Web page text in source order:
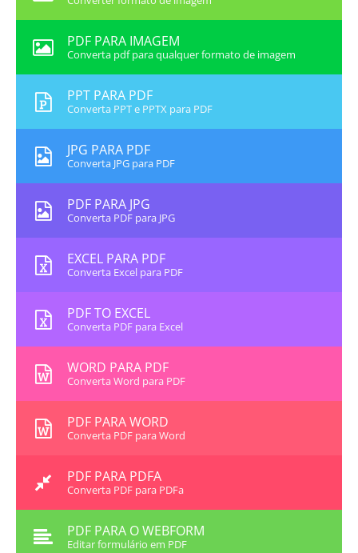
PDF PARA IMAGEM
Converta pdf para qualquer formato de imagem
PPT PARA PDF
Converta PPT e PPTX para PDF
JPG PARA PDF
Converta JPG para PDF
PDF PARA JPG
Converta PDF para JPG
EXCEL PARA PDF
Converta Excel para PDF
PDF TO EXCEL
Converta PDF para Excel
WORD PARA PDF
Converta Word para PDF
PDF PARA WORD
Converta PDF para Word
PDF PARA PDFA
Converta PDF para PDFa
PDF PARA O WEBFORM
Editar formulário em PDF